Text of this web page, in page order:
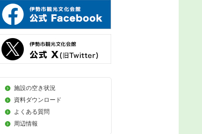
施設の空き状況
資料ダウンロード
よくある質問
周辺情報